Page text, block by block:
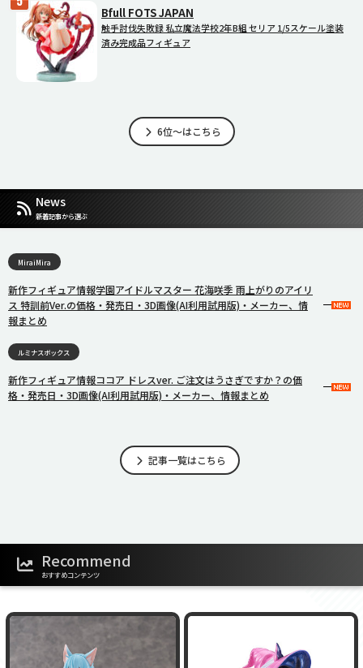
Bfull FOTS JAPAN
触手討伐失敗録 私立魔法学校2年B組 セリア 1/5スケール塗装
済み完成品フィギュア
6位～はこちら
News
新着記事から選ぶ
MiraiMira
新作フィギュア情報学園アイドルマスター 花海咲季 雨上がりのアイリ
ス 特訓前Ver.の価格・発売日・3D画像(AI利用試用版)・メーカー、情
報まとめ
ルミナスボックス
新作フィギュア情報ココア ドレスver. ご注文はうさぎですか？の価
格・発売日・3D画像(AI利用試用版)・メーカー、情報まとめ
記事一覧はこちら
Recommend
おすすめコンテンツ